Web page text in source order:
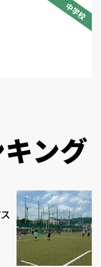
中学校
ング